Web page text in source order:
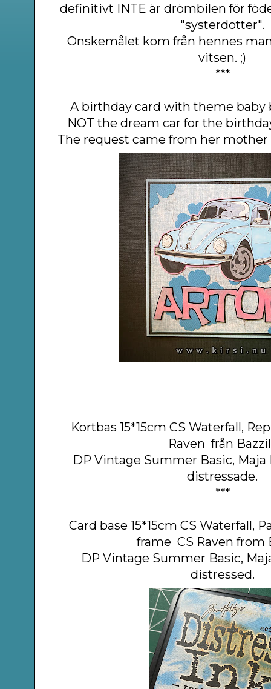
definitivt INTE är drömbilen för
"systerdotter".
Önskemålet kom från hennes
vitsen. ;)
***
A birthday card with theme baby
NOT the dream car for the
The request came from her
Kortbas 15*15cm CS Waterfall,
Raven från
DP Vintage Summer Basic,
distressade.
***
Card base 15*15cm CS Waterfall,
frame CS Raven from
DP Vintage Summer Basic,
distressed.